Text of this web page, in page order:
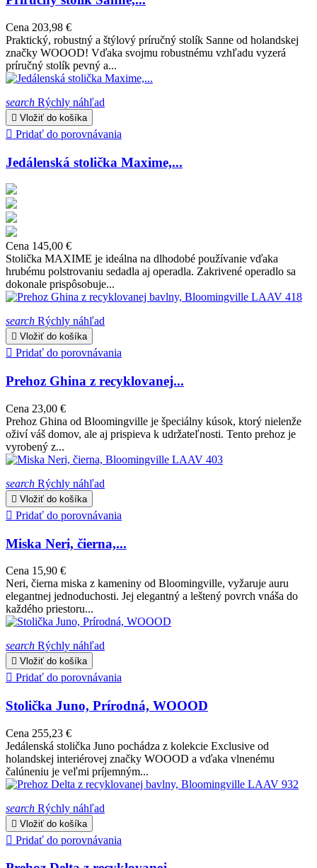
Cena 203,98 €
Praktický, robustný a štýlový príručný stolík Sanne od holandskej
značky WOOOD! Vďaka svojmu robustnému vzhľadu vyzerá
príručný stolík pevný a...
search Rýchly náhľad
 Vložiť do košíka
 Pridať do porovnávania
Jedálenská stolička Maxime,...
Cena 145,00 €
Stolička MAXIME je ideálna na dlhodobé používanie vďaka
hrubému polstrovaniu sedadla aj operadla. Zakrivené operadlo sa
dokonale prispôsobuje...
search Rýchly náhľad
 Vložiť do košíka
 Pridať do porovnávania
Prehoz Ghina z recyklovanej...
Cena 23,00 €
Prehoz Ghina od Bloomingville je špeciálny kúsok, ktorý nielenže
oživí váš domov, ale aj prispieva k udržateľnosti. Tento prehoz je
vyrobený z...
search Rýchly náhľad
 Vložiť do košíka
 Pridať do porovnávania
Miska Neri, čierna,...
Cena 15,90 €
Neri, čierna miska z kameniny od Bloomingville, vyžaruje auru
elegantnej jednoduchosti. Jej elegantný a leštený povrch vnáša do
každého priestoru...
search Rýchly náhľad
 Vložiť do košíka
 Pridať do porovnávania
Stolička Juno, Prírodná, WOOOD
Cena 255,23 €
Jedálenská stolička Juno pochádza z kolekcie Exclusive od
holandskej interiérovej značky WOOOD a vďaka vlnenému
čalúneniu je veľmi príjemným...
search Rýchly náhľad
 Vložiť do košíka
 Pridať do porovnávania